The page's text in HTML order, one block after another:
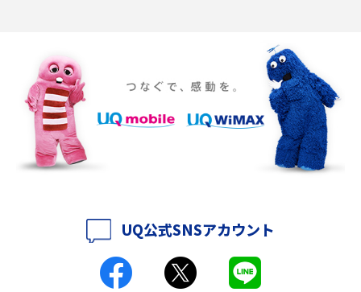
iPhone 16eとiPhone SE（第3世代）の違いは？サイズやスペックを比較し
て解説
iPhone 16eとiPhone 14を徹底比較！スペック・機能の違いをわかりやすく
紹介
iPhone 16とiPhone 15の違いは？カメラ・スペック・機能を徹底比較
iPhoneの機種変更のやり方は？事前準備・手順やデータ移行方法をわかり
UQ公式SNSアカウント